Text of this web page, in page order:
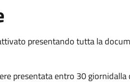
presentando tutta la
presentata entro 30 giornidalla